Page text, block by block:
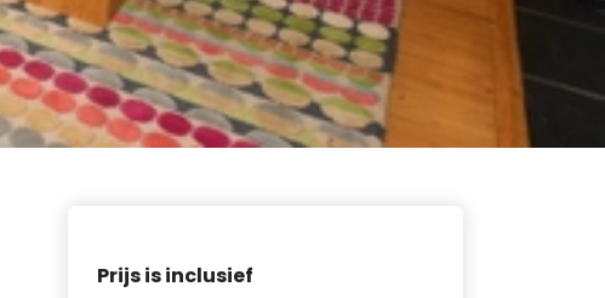
Prijs is inclusief